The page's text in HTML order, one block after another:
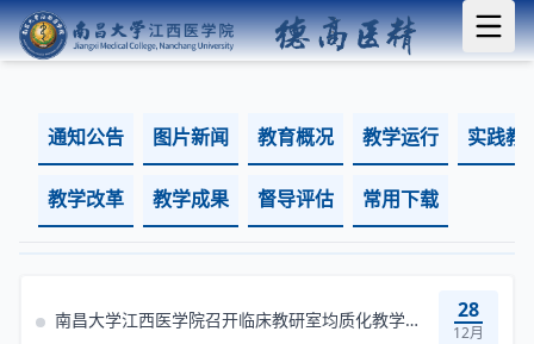
通知公告 图片新闻 教育概况 教学运行 实践教
教学改革 教学成果 督导评估 常用下载
南昌大学江西医学院召开临床教研室均质化教学暨本科人才培养方案修订研讨会 28
12月